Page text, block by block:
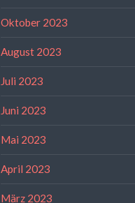
Oktober 2023
August 2023
Juli 2023
Juni 2023
Mai 2023
April 2023
März 2023